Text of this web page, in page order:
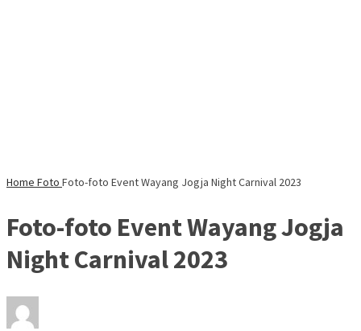
Home Foto Foto-foto Event Wayang Jogja Night Carnival 2023
Foto-foto Event Wayang Jogja
Night Carnival 2023